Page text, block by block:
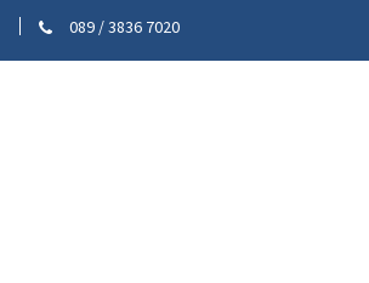
089 / 3836 7020